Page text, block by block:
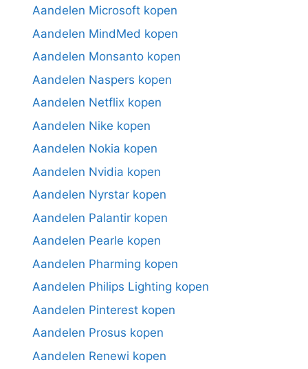
Aandelen Microsoft kopen
Aandelen MindMed kopen
Aandelen Monsanto kopen
Aandelen Naspers kopen
Aandelen Netflix kopen
Aandelen Nike kopen
Aandelen Nokia kopen
Aandelen Nvidia kopen
Aandelen Nyrstar kopen
Aandelen Palantir kopen
Aandelen Pearle kopen
Aandelen Pharming kopen
Aandelen Philips Lighting kopen
Aandelen Pinterest kopen
Aandelen Prosus kopen
Aandelen Renewi kopen